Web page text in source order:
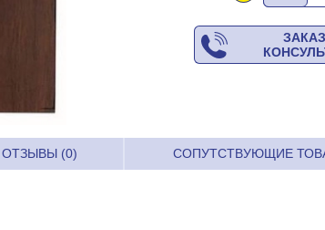
ОТЗЫВЫ (0) СОПУТСТВУЮЩИЕ